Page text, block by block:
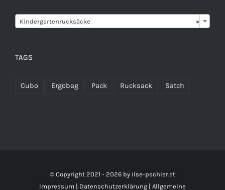
×
Kindergartenrucksäcke
TAGS
Cubo Ergobag Pack Rucksack Satch
© Copyright 2021 - 2026 by ilse-pachler.at
Impressum | Datenschutzerklärung | Allgemeine